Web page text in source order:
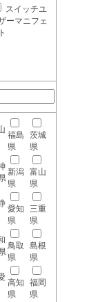
スイッチユ
ーマニフェ
福島
県
茨城
県
新潟
県
富山
県
愛知
県
三重
県
鳥取
県
島根
県
高知
県
福岡
県